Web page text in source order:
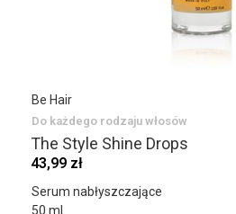
Be Hair
Do każdego rodzaju włosów
The Style Shine Drops
43,99 zł
Serum nabłyszczające
50 ml